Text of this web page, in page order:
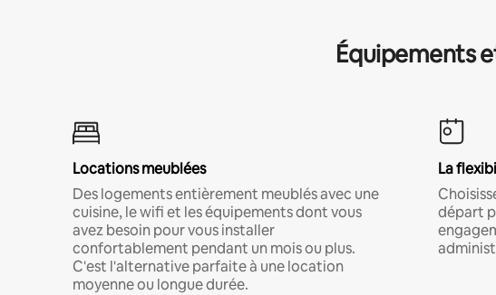
Équipements
Locations meublées
Des logements entièrement meublés avec une
cuisine, le wifi et les équipements dont vous
avez besoin pour vous installer
confortablement pendant un mois ou plus.
C'est l'alternative parfaite à une location
moyenne ou longue durée.
La
départ